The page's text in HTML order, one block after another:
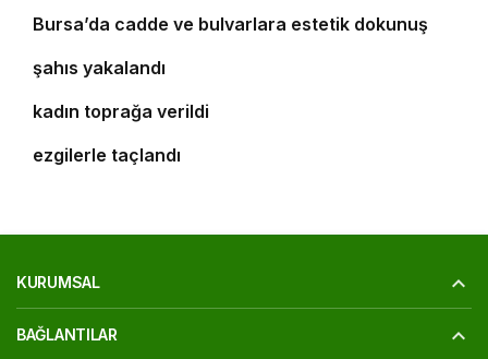
Bursa’da cadde ve bulvarlara estetik dokunuş
Bursa’da 25 yıl kesinleşmiş hapis cezası bulunan
şahıs yakalandı
Bursa’daki silahlı saldırıda ölen güzellik uzmanı
kadın toprağa verildi
‘Osmangazi Ramazan Sokağı’ huzur veren
ezgilerle taçlandı
KURUMSAL
BAĞLANTILAR